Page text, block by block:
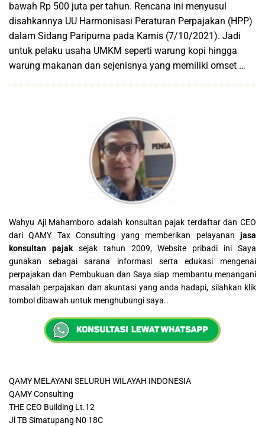
bawah Rp 500 juta per tahun. Rencana ini menyusul
disahkannya UU Harmonisasi Peraturan Perpajakan (HPP)
dalam Sidang Paripurna pada Kamis (7/10/2021). Jadi
untuk pelaku usaha UMKM seperti warung kopi hingga
warung makanan dan sejenisnya yang memiliki omset …
Wahyu Aji Mahamboro adalah konsultan pajak terdaftar dan CEO
dari QAMY Tax Consulting yang memberikan pelayanan jasa
konsultan pajaksejak tahun 2009, Website pribadi ini Saya
gunakan sebagai sarana informasi serta edukasi mengenai
perpajakan dan Pembukuan dan Saya siap membantu menangani
masalah perpajakan dan akuntasi yang anda hadapi, silahkan klik
tombol dibawah untuk menghubungi saya..
QAMY MELAYANI SELURUH WILAYAH INDONESIA
QAMY Consulting
THE CEO Building Lt.12
Jl TB Simatupang N0 18C